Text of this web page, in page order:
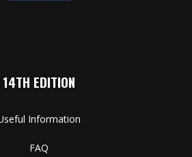
14TH EDITION
Information
FAQ